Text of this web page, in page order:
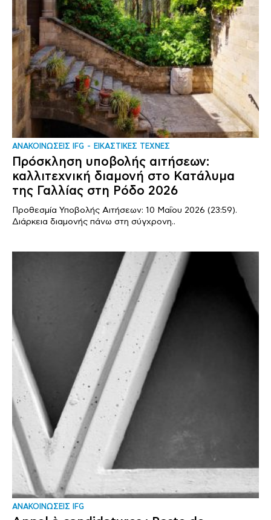
ΑΝΑΚΟΙΝΩΣΕΙΣ IFG ΕΙΚΑΣΤΙΚΕΣ ΤΕΧΝΕΣ
Πρόσκληση υποβολής αιτήσεων:
καλλιτεχνική διαμονή στο Κατάλυμα
της Γαλλίας στη Ρόδο 2026
Προθεσμία Υποβολής Αιτήσεων: 10 Μαΐου 2026 (23:59).
Διάρκεια διαμονής πάνω στη σύγχρονη..
ΑΝΑΚΟΙΝΩΣΕΙΣ IFG